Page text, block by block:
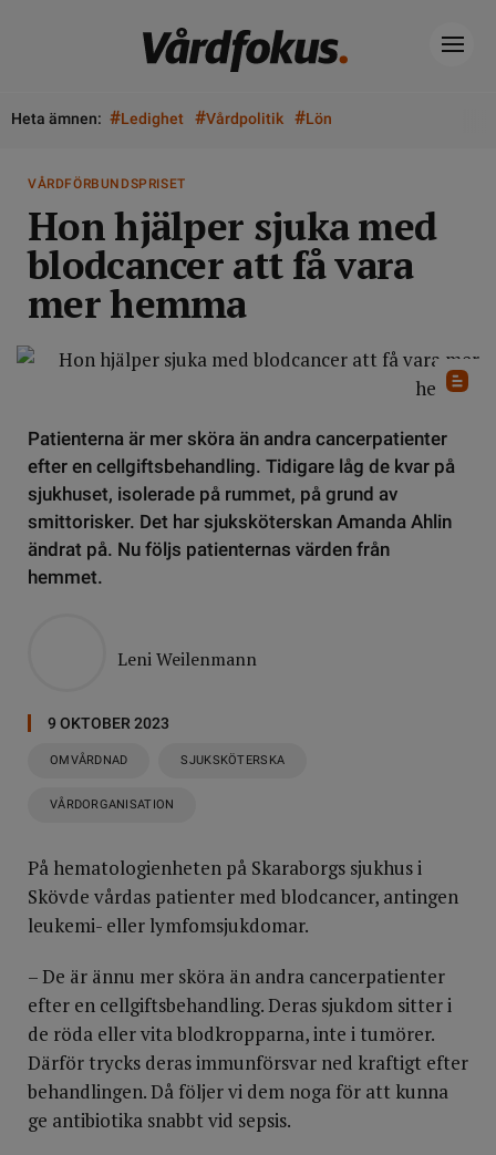
Heta ämnen: #Ledighet #Vårdpolitik #Lön
VÅRDFÖRBUNDSPRISET
Hon hjälper sjuka med
blodcancer att få vara
mer hemma
Patienterna är mer sköra än andra cancerpatienter
efter en cellgiftsbehandling. Tidigare låg de kvar på
sjukhuset, isolerade på rummet, på grund av
smittorisker. Det har sjuksköterskan Amanda Ahlin
ändrat på. Nu följs patienternas värden från
hemmet.
Leni Weilenmann
9 OKTOBER 2023
OMVÅRDNAD SJUKSKÖTERSKA
VÅRDORGANISATION
På hematologienheten på Skaraborgs sjukhus i
Skövde vårdas patienter med blodcancer, antingen
leukemi- eller lymfomsjukdomar.
– De är ännu mer sköra än andra cancerpatienter
efter en cellgiftsbehandling. Deras sjukdom sitter i
de röda eller vita blodkropparna, inte i tumörer.
Därför trycks deras immunförsvar ned kraftigt efter
behandlingen. Då följer vi dem noga för att kunna
ge antibiotika snabbt vid sepsis.